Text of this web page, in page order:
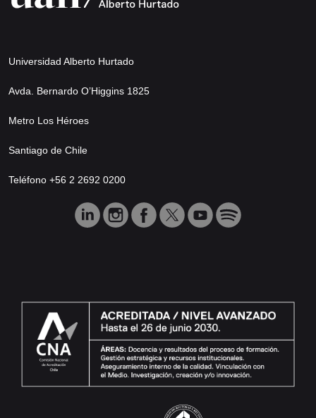
Universidad Alberto Hurtado
Avda. Bernardo O’Higgins 1825
Metro Los Héroes
Santiago de Chile
Teléfono +56 2 2692 0200